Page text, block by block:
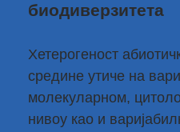
биодиверзитета
Хетерогеност
средине утиче на
молекуларном,
нивоу као и